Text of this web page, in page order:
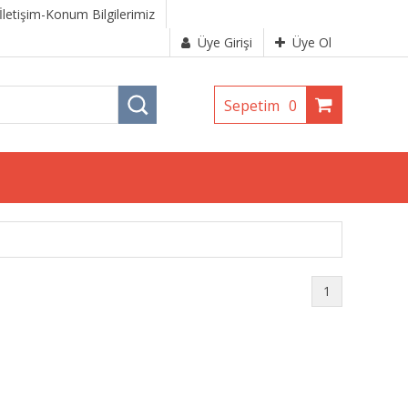
İletişim-Konum Bilgilerimiz
Üye Girişi
Üye Ol
Sepetim 0
1